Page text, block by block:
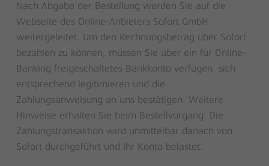
Nach Abgabe der Bestellung werden Sie auf die
Webseite des Online-Anbieters Sofort GmbH
weitergeleitet. Um den Rechnungsbetrag über Sofort
bezahlen zu können, müssen Sie über ein für Online-
Banking freigeschaltetes Bankkonto verfügen, sich
entsprechend legitimieren und die
Zahlungsanweisung an uns bestätigen. Weitere
Hinweise erhalten Sie beim Bestellvorgang. Die
Zahlungstransaktion wird unmittelbar danach von
Sofort durchgeführt und Ihr Konto belastet.